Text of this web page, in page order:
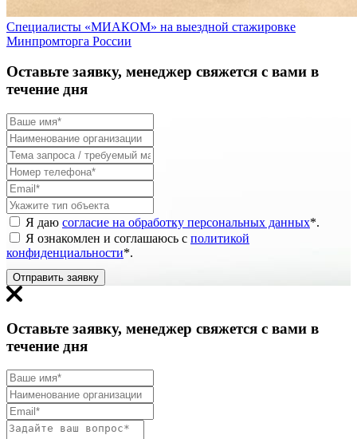
Специалисты «МИАКОМ» на выездной стажировке
Минпромторга России
Оставьте заявку, менеджер свяжется с вами в
течение дня
Я даю согласие на обработку персональных данных*.
Я ознакомлен и соглашаюсь с политикой
конфиденциальности*.
Отправить заявку
Оставьте заявку, менеджер свяжется с вами в
течение дня